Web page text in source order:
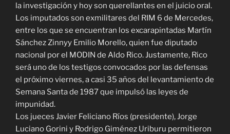
la investigación y hoy son querellantes en el juicio oral.
Los imputados son exmilitares del RIM 6 de Mercedes,
entre los que se encuentran los excarapintadas Martín
Sánchez Zinnyy Emilio Morello, quien fue diputado
nacional por el MODIN de Aldo Rico. Justamente, Rico
será uno de los testigos convocados por las defensas
el próximo viernes, a casi 35 años del levantamiento de
Semana Santa de 1987 que impulsó las leyes de
impunidad.
Los jueces Javier Feliciano Ríos (presidente), Jorge
Luciano Gorini y Rodrigo Giménez Uriburu permitieron